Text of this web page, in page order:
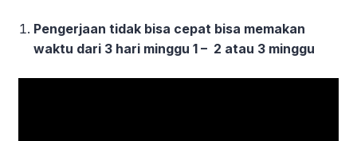
Pengerjaan tidak bisa cepat bisa memakan
waktu dari 3 hari minggu 1 – 2 atau 3 minggu